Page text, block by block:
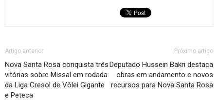
Artigo anterior
Nova Santa Rosa conquista três
vitórias sobre Missal em rodada
da Liga Cresol de Vôlei Gigante
e Peteca
Próximo artigo
Deputado Hussein Bakri destaca
obras em andamento e novos
recursos para Nova Santa Rosa